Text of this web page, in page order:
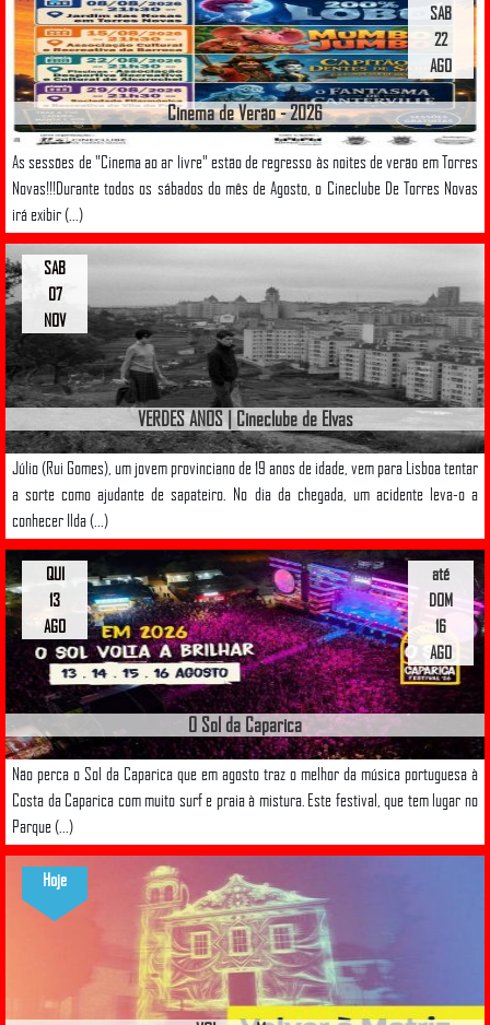
Cinema de Verão - 2026
As sessões de "Cinema ao ar livre" estão de regresso às noites de verão em Torres
Novas!!!Durante todos os sábados do mês de Agosto, o Cineclube De Torres Novas
irá exibir (...)
SAB
22
AGO
VERDES ANOS | Cineclube de Elvas
Júlio (Rui Gomes), um jovem provinciano de 19 anos de idade, vem para Lisboa tentar
a sorte como ajudante de sapateiro. No dia da chegada, um acidente leva-o a
conhecer Ilda (...)
SAB
07
NOV
O Sol da Caparica
Não perca o Sol da Caparica que em agosto traz o melhor da música portuguesa à
Costa da Caparica com muito surf e praia à mistura. Este festival, que tem lugar no
Parque (...)
até
DOM
16
AGO
QUI
13
AGO
Hoje